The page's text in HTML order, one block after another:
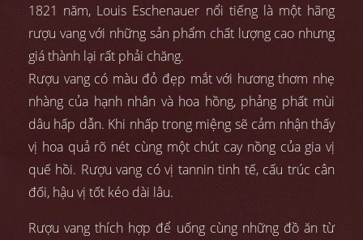
1821 năm, Louis Eschenauer nổi tiếng là một hãng
rượu vang với những sản phẩm chất lượng cao nhưng
giá thành lại rất phải chăng.
Rượu vang có màu đỏ đẹp mắt với hương thơm nhẹ
nhàng của hạnh nhân và hoa hồng, phảng phất mùi
dâu hấp dẫn. Khi nhấp trong miệng sẽ cảm nhận thấy
vị hoa quả rõ nét cùng một chút cay nồng của gia vị
quế hồi. Rượu vang có vị tannin tinh tế, cấu trúc cân
đối, hậu vị tốt kéo dài lâu.
Rượu vang thích hợp để uống cùng những đồ ăn từ